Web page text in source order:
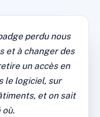
: badges
aucune
interface, droits par
passage.
l'équipe interne
perdu nous
et à changer des
un accès en
le logiciel, sur
et on sait
où.